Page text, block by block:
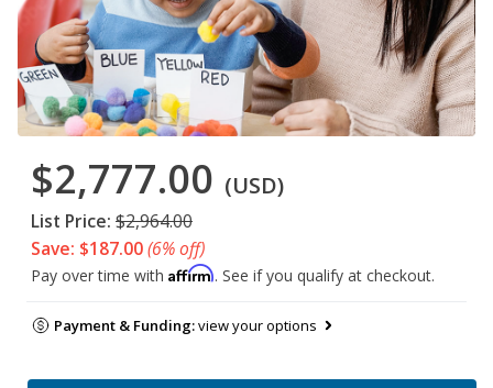
$2,777.00 (USD)
List Price: $2,964.00
Save: $187.00(6% off)
Pay over time with Affirm. See if you qualify at checkout.
Payment & Funding:view your options